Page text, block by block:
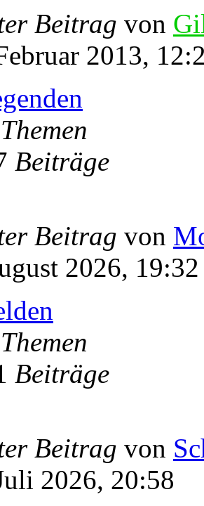
Beitrag von
2013,
Themen
Beiträge
Beitrag von
2026, 19:32
Themen
Beiträge
Beitrag von
2026, 20:58